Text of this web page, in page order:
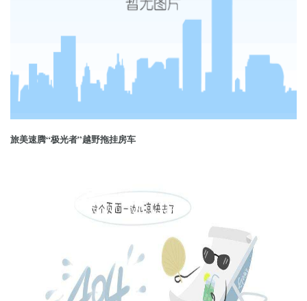
旅美速腾“极光者”越野拖挂房车